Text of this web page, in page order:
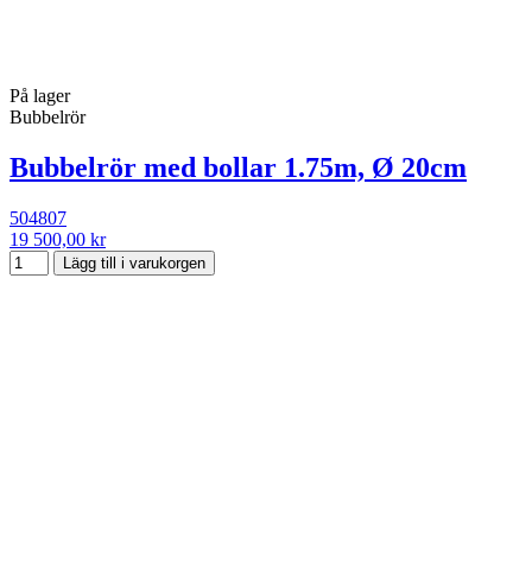
På lager
Bubbelrör
Bubbelrör med bollar 1.75m, Ø 20cm
504807
19 500,00 kr
Lägg till i varukorgen